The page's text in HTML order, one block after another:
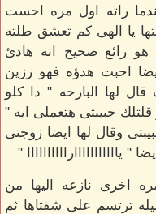
راته اول مره احست
يا الهى كم تعشق طلته
هو رائع صحيح انه هادئ
احبت هدؤه فهو رزين
لها البارحه " دا كلو
حبيبتى هتعملى ايه "
وقال لها ايضا زوجتى
"
اخرى نازعه اليها من
ترتسم على شفتاها ثم